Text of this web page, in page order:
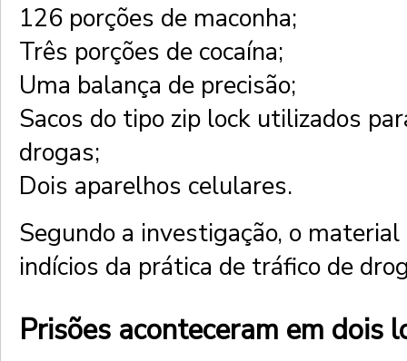
126 porções de maconha;
Três porções de cocaína;
Uma balança de precisão;
Sacos do tipo zip lock utilizados
drogas;
Dois aparelhos celulares.
Segundo a investigação, o
indícios da prática de tráfico de
Prisões aconteceram em dois